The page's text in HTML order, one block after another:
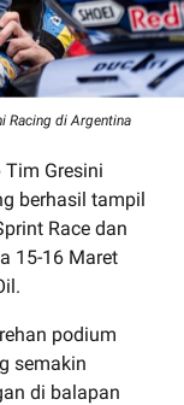
Racing di Argentina
Gresini
berhasil tampil
Race dan
15-16 Maret
podium
semakin
di balapan